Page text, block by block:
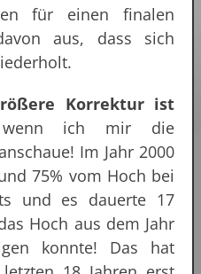
für einen finalen
aus, dass sich
Korrektur ist
ich mir die
Im Jahr 2000
75% vom Hoch bei
und es dauerte 17
Hoch aus dem Jahr
konnte! Das hat